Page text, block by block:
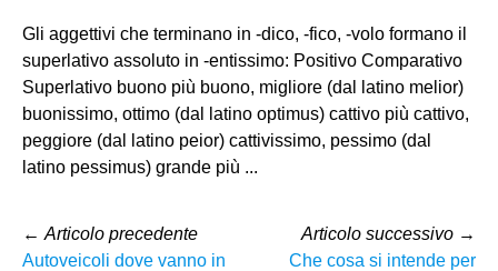
Gli aggettivi che terminano in -dico, -fico, -volo formano il
superlativo assoluto in -entissimo: Positivo Comparativo
Superlativo buono più buono, migliore (dal latino melior)
buonissimo, ottimo (dal latino optimus) cattivo più cattivo,
peggiore (dal latino peior) cattivissimo, pessimo (dal
latino pessimus) grande più ...
← Articolo precedente
Autoveicoli dove vanno in
Articolo successivo →
Che cosa si intende per